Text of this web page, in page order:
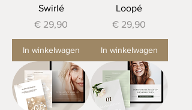
Swirlé
Prijs
€ 29,90
In winkelwagen
Loopé
Prijs
€ 29,90
In winkelwagen